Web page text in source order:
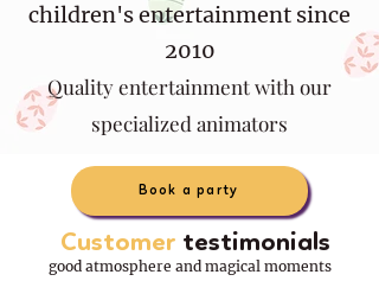
children's entertainment since
2010
Quality entertainment with our
specialized animators
Book a party
good atmosphere and magical moments
Customer testimonials